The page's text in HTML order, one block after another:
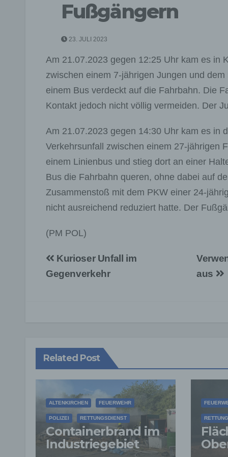
Fußgängern
23. JULI 2023
Am 21.07.2023 gegen 12:25 Uhr kam es in
zwischen einem 7-jährigen Jungen und
einem Bus verdeckt auf die Fahrbahn. Die
Kontakt jedoch nicht völlig vermeiden. Der
Am 21.07.2023 gegen 14:30 Uhr kam es in
Verkehrsunfall zwischen einem 27-jährigen
einem Linienbus und stieg dort an einer
Bus die Fahrbahn queren, ohne dabei auf
Zusammenstoß mit dem PKW einer 24-
nicht ausreichend reduziert hatte. Der
(PM POL)
Beitragsnavigation
aus
Kurioser Unfall im
Gegenverkehr
Related Post
ALTENKIRCHEN FEUERWEHR
POLIZEI RETTUNGSDIENST
Containerbrand im
Industriegebiet